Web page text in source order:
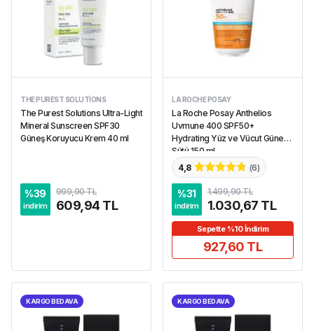
THE PUREST SOLUTIONS
The Purest Solutions Ultra-Light
Mineral Sunscreen SPF30
Güneş Koruyucu Krem 40 ml
%39
indirim
999,90 TL
609,94 TL
LA ROCHE POSAY
La Roche Posay Anthelios
Uvmune 400 SPF50+
Hydrating Yüz ve Vücut Güneş
Sütü 150 ml
4,8
(6)
%31
indirim
1.499,90 TL
1.030,67 TL
Sepette %10 İndirim
927,60 TL
KARGO BEDAVA KARGO BEDAVA